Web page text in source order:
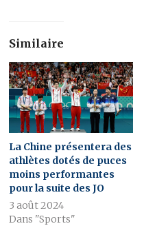
Similaire
La Chine présentera des
athlètes dotés de puces
moins performantes
pour la suite des JO
3 août 2024
Dans "Sports"